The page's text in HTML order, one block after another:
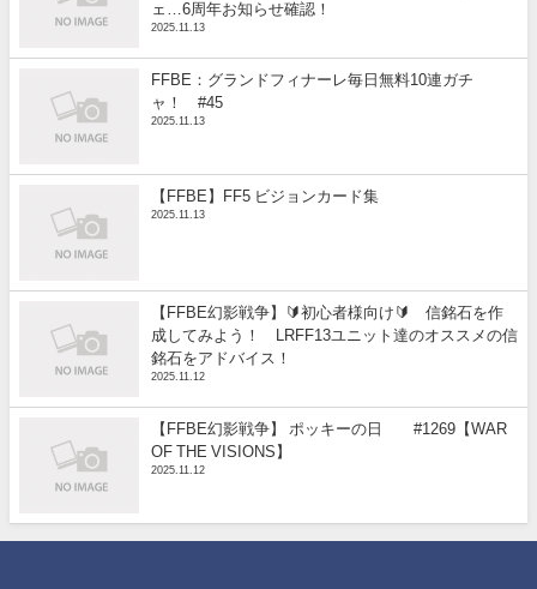
ェ…6周年お知らせ確認！
2025.11.13
FFBE：グランドフィナーレ毎日無料10連ガチ
ャ！ #45
2025.11.13
【FFBE】FF5 ビジョンカード集
2025.11.13
【FFBE幻影戦争】🔰初心者様向け🔰 信銘石を作
成してみよう！ LRFF13ユニット達のオススメの信
銘石をアドバイス！
2025.11.12
【FFBE幻影戦争】 ポッキーの日 #1269【WAR
OF THE VISIONS】
2025.11.12